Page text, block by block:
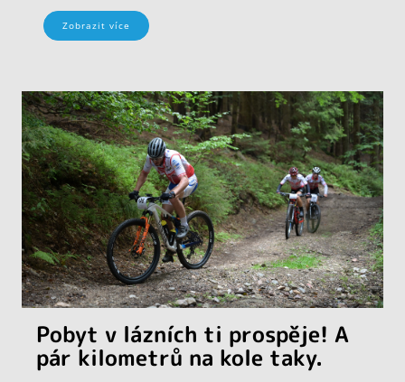
Zobrazit více
Pobyt v lázních ti prospěje! A
pár kilometrů na kole taky.